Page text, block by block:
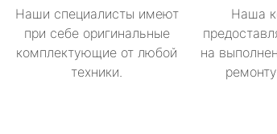
Наши специалисты имеют
при себе оригинальные
комплектующие от любой
техники.
Наша
на